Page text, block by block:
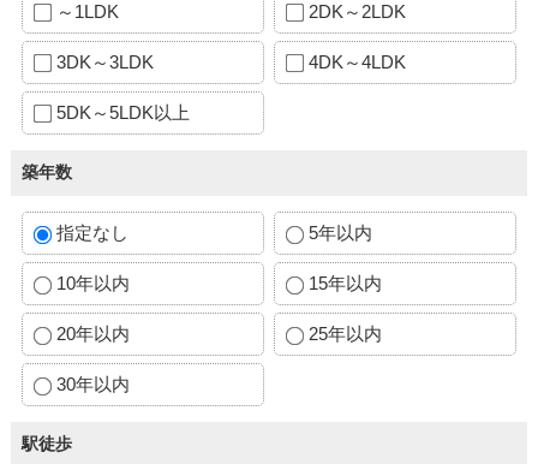
～1LDK 2DK～2LDK
3DK～3LDK 4DK～4LDK
5DK～5LDK以上
築年数
指定なし 5年以内
10年以内 15年以内
20年以内 25年以内
30年以内
駅徒歩